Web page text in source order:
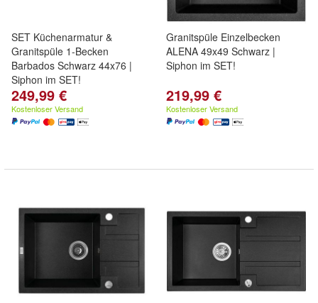
SET Küchenarmatur &
Granitspüle 1-Becken
Barbados Schwarz 44x76 |
Siphon im SET!
249,99 €
Kostenloser Versand
Granitspüle Einzelbecken
ALENA 49x49 Schwarz |
Siphon im SET!
219,99 €
Kostenloser Versand